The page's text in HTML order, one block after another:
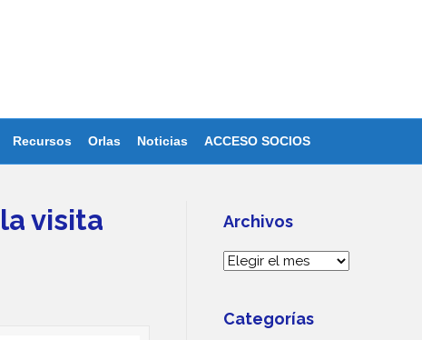
Recursos Orlas Noticias ACCESO SOCIOS
visita
Archivos
Archivos
Categorías